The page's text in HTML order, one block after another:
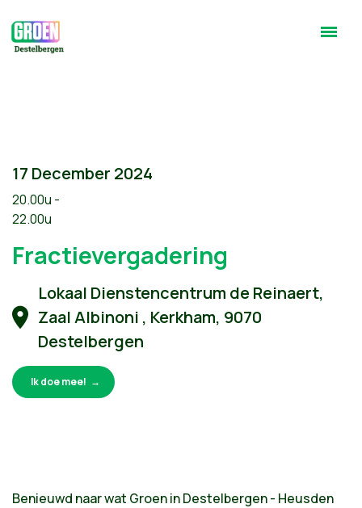
17 December 2024
20.00u -
22.00u
Fractievergadering
Lokaal Dienstencentrum de Reinaert,
Zaal Albinoni , Kerkham, 9070
Destelbergen
Ik doe mee!
Benieuwd naar wat Groen in Destelbergen - Heusden